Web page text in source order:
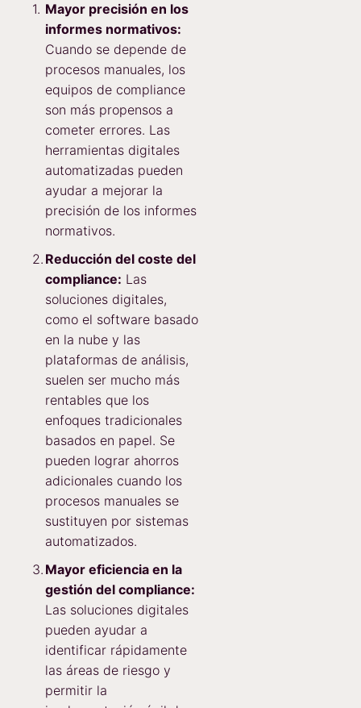
Mayor precisión en los
informes normativos:
Cuando se depende de
procesos manuales, los
equipos de compliance
son más propensos a
cometer errores. Las
herramientas digitales
automatizadas pueden
ayudar a mejorar la
precisión de los informes
normativos.
Reducción del coste del
compliance: Las
soluciones digitales,
como el software basado
en la nube y las
plataformas de análisis,
suelen ser mucho más
rentables que los
enfoques tradicionales
basados en papel. Se
pueden lograr ahorros
adicionales cuando los
procesos manuales se
sustituyen por sistemas
automatizados.
Mayor eficiencia en la
gestión del compliance:
Las soluciones digitales
pueden ayudar a
identificar rápidamente
las áreas de riesgo y
permitir la